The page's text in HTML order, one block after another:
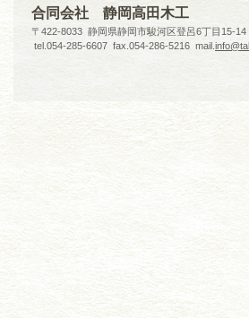
合同会社 静岡高田木工
〒422-8033 静岡県静岡市駿河区登呂6丁目15-14
tel.054-285-6607 fax.054-286-5216 mail.